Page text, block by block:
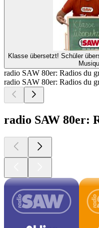
Klasse übersetzt! Schüler
radio SAW 80er: Radios du
radio SAW 80er: Radios du
radio SAW 80er: